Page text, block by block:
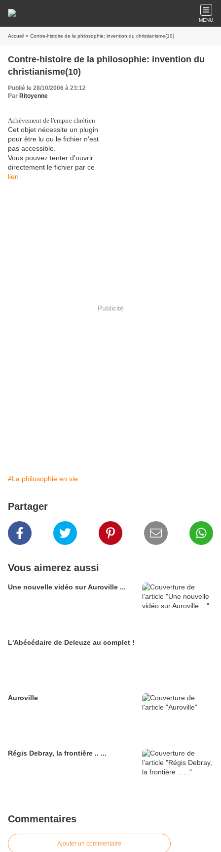
MENU
Accueil » Contre-histoire de la philosophie: invention du christianisme(10)
Contre-histoire de la philosophie: invention du
christianisme(10)
Publié le 28/10/2006 à 23:12
Par Ritoyenne
Achèvement de l'empire chrétien
Cet objet nécessite un plugin
pour être lu ou le fichier n'est
pas accessible.
Vous pouvez tenter d'ouvrir
directement le fichier par ce
lien
Publicité
#La philosophie en vie
Partager
Vous aimerez aussi
Une nouvelle vidéo sur Auroville ...
L'Abécédaire de Deleuze au complet !
Auroville
Régis Debray, la frontière .. ...
Commentaires
Ajouter un commentaire